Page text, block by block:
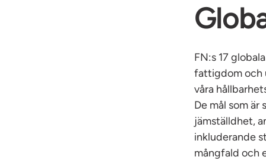
FN:s 17
fattigdom och
våra
De mål som är
jämställdhet,
inkluderande
mångfald och